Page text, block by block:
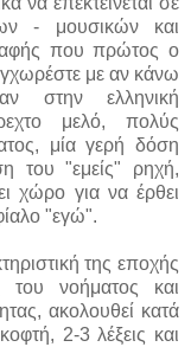
- μουσικών και
που πρώτος ο
με αν κάνω
στην ελληνική
μελό, πολύς
μία γερή δόση
του "εμείς" ρηχή,
χώρο για να έρθει
"εγώ".
της εποχής
νοήματος και
ακολουθεί κατά
2-3 λέξεις και